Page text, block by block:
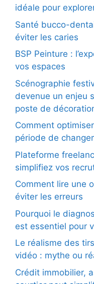
idéale pour
Santé bucco-
éviter les caries
BSP Peinture :
vos espaces
Scénographie
devenue un enjeu
poste de
Comment
période de
Plateforme
simplifiez vos
Comment lire une
éviter les erreurs
Pourquoi le
est essentiel pour
Le réalisme des
vidéo : mythe ou
Crédit immobilier,